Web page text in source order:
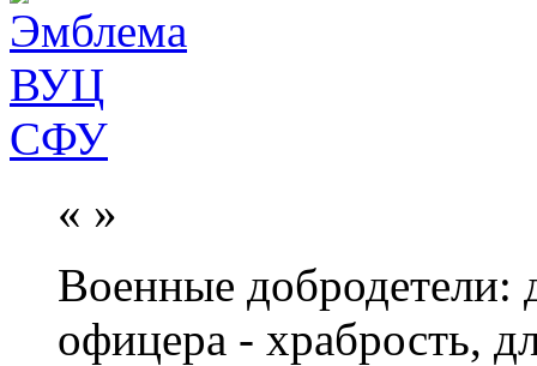
« »
Военные добродетели:
офицера - храбрость,